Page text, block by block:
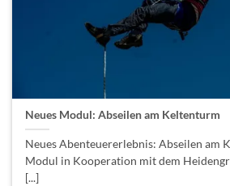
Neues Modul: Abseilen am Keltenturm
Neues Abenteuererlebnis: Abseilen am
Modul in Kooperation mit dem
[...]